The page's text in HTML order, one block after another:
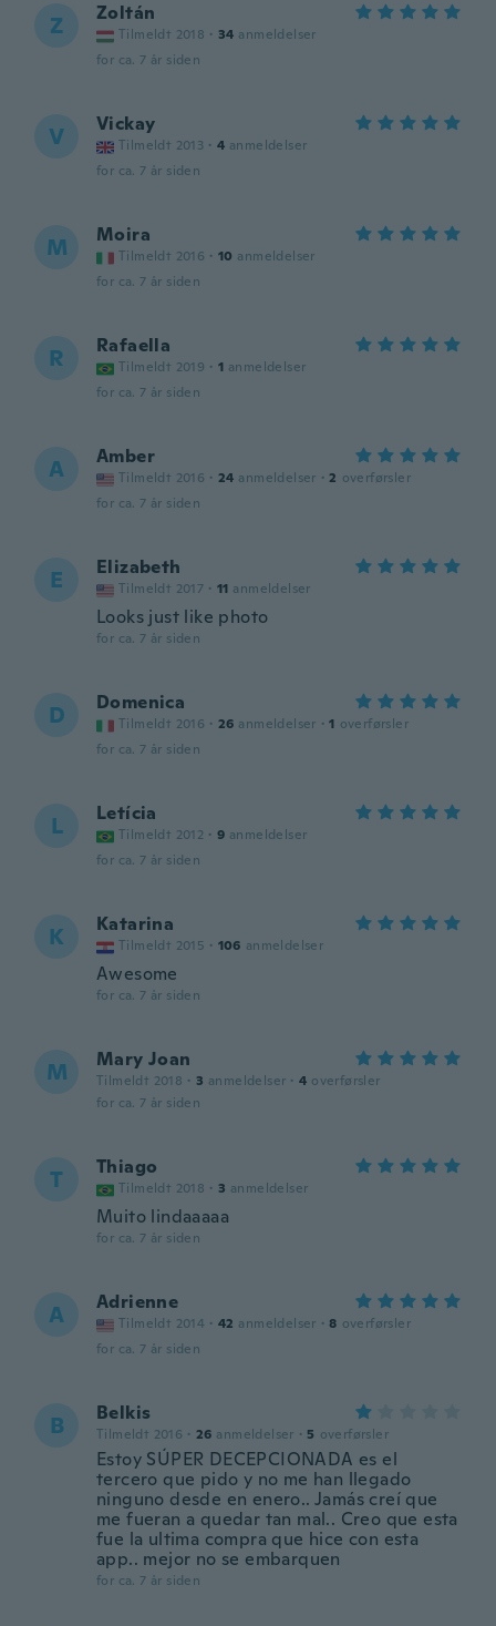
Z Zoltán
Tilmeldt 2018 · 34 anmeldelser
for ca. 7 år siden
V Vickay
Tilmeldt 2013 · 4 anmeldelser
for ca. 7 år siden
M Moira
Tilmeldt 2016 · 10 anmeldelser
for ca. 7 år siden
R Rafaella
Tilmeldt 2019 · 1 anmeldelser
for ca. 7 år siden
A Amber
Tilmeldt 2016 · 24 anmeldelser · 2 overførsler
for ca. 7 år siden
E Elizabeth
Tilmeldt 2017 · 11 anmeldelser
Looks just like photo
for ca. 7 år siden
D Domenica
Tilmeldt 2016 · 26 anmeldelser · 1 overførsler
for ca. 7 år siden
L Letícia
Tilmeldt 2012 · 9 anmeldelser
for ca. 7 år siden
K Katarina
Tilmeldt 2015 · 106 anmeldelser
Awesome
for ca. 7 år siden
M Mary Joan
Tilmeldt 2018 · 3 anmeldelser · 4 overførsler
for ca. 7 år siden
T Thiago
Tilmeldt 2018 · 3 anmeldelser
Muito lindaaaaa
for ca. 7 år siden
A Adrienne
Tilmeldt 2014 · 42 anmeldelser · 8 overførsler
for ca. 7 år siden
B Belkis
Tilmeldt 2016 · 26 anmeldelser · 5 overførsler
Estoy SÚPER DECEPCIONADA es el
tercero que pido y no me han llegado
ninguno desde en enero.. Jamás creí que
me fueran a quedar tan mal.. Creo que esta
fue la ultima compra que hice con esta
app.. mejor no se embarquen
for ca. 7 år siden